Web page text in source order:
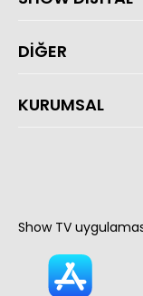
DİĞER
KURUMSAL
Show TV